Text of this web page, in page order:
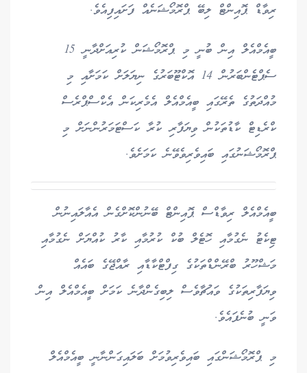
ރިވާޑް ޕޮއިންޓް ލިބޭ ޕްރޮމޯޝަނެއް ފަށައިފިއެވެ.
ބީއެމްއެލް އިން ބުނީ މި ޕްރޮމޯޝަން ކުރިއަށްދާނީ 15
ސެޕްޓެންބަރުން 14 އޮކްޓޫބަރުގެ ނިޔަލަށް ކަމަށާއި މި
މުއްދަތުގެ ތެރޭގައި ބީއެމްއެލް އެމެރިކަން އެކްސްޕްރެސް
ކްރެޑިޓް ކާޑުތަކުން ވިޔަފާރި ކުރާ ކަސްޓަމަރުންނަށް މި
ޕްރޮމޯޝަނުގައި ބައިވެރިވެވޭނެ ކަމަށެވެ.
ބީއެމްއެލް ރިވާޑްސް ޕޮއިންޓް ބޭނުންކޮށްގެން އެއާލައިނުން
ޓިކެޓު ނެގުމާއި ހޮޓެލް ބުކް ކުރުމާއި ކާރު ކުއްޔަށް ނެގުމާއި
މަޝްހޫރު ބްރޭންޑްތަކުގެ ގިފްޓްކާޑާއި ރާއްޖޭގެ ބައެއް
ވިޔަފާރިތަކުގެ ވައުޗާވެސް ލިބިގެންދާނެ ކަމަށް ބީއެމްއެލް އިން
ވަނީ ބުނެފައެވެ.
މި ޕްރޮމޯޝަންގައި ބައިވެރިވުމަށް ބަލައިގަންނާނީ ބީއެމްއެލް